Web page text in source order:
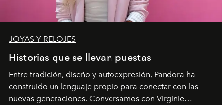
JOYAS Y RELOJES
Historias que se llevan puestas
Entre tradición, diseño y autoexpresión, Pandora ha
construido un lenguaje propio para conectar con las
nuevas generaciones. Conversamos con Virginie